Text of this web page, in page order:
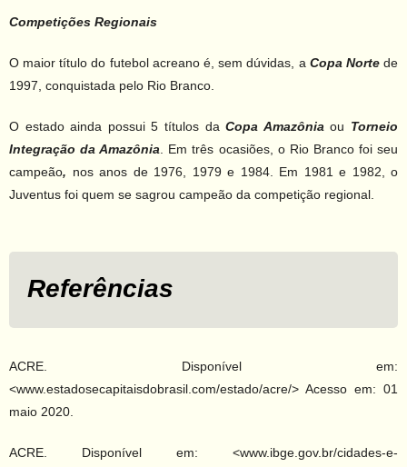
Competições Regionais
O maior título do futebol acreano é, sem dúvidas, a Copa Nortede
1997, conquistada pelo Rio Branco.
O estado ainda possui 5 títulos daCopa Amazôniaou Torneio
Integração da Amazônia . Em três ocasiões, o Rio Branco foi seu
campeão, nos anos de 1976, 1979 e 1984. Em 1981 e 1982, o
Juventus foi quem se sagrou campeão da competição regional.
Referências
ACRE. Disponível em:
<www.estadosecapitaisdobrasil.com/estado/acre/> Acesso em: 01
maio 2020.
ACRE. Disponível em: <www.ibge.gov.br/cidades-e-